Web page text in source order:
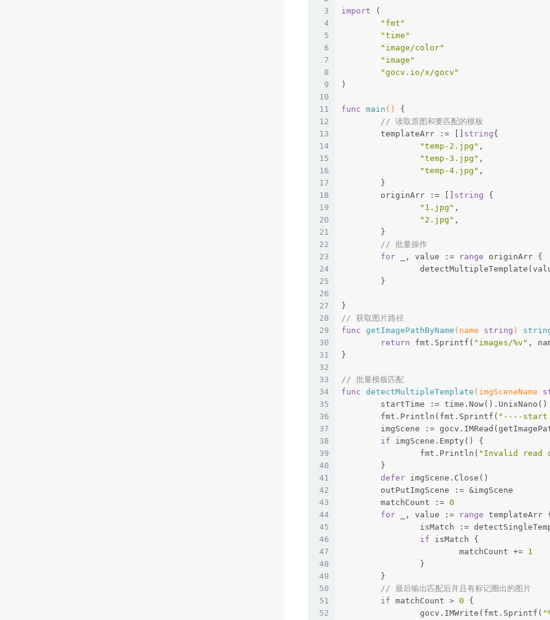
3
4
5
6
7
8
9
10
11
12
13
14
15
16
17
18
19
20
21
22
23
24
25
26
27
28
29
30
31
32
33
34
35
36
37
38
39
40
41
42
43
44
45
46
47
48
49
50
51
52
import (
"fmt"
"time"
"image/color"
"image"
"gocv.io/x/gocv"
)
func main ()
{
// 读取原图和要匹配的模板
	templateArr := []
string{
"temp-2.jpg" ,
"temp-3.jpg" ,
"temp-4.jpg" ,
	}
	originArr := []
string {
"1.jpg" ,
"2.jpg" ,
	}
// 批量操作
for _, value := range originArr {
	}
}
// 获取图片路径
func getImagePathByName (name string )
return fmt.Sprintf( "images/%v" ,
}
// 批量模板匹配
func detectMultipleTemplate (imgSceneName
	startTime := time.Now().UnixNano()
	fmt.Println(fmt.Sprintf(
"----start
imgScene :=
if imgScene.Empty() {
		fmt.Println(
"Invalid read
	}
defer imgScene.Close()
	outPutImgScene := &imgScene
	matchCount :=
0
for _, value := range templateArr {
isMatch :=
if isMatch {
			matchCount +=
1
		}
	}
// 最后输出匹配后并且有标记圈出的图片
if matchCount > 0 {
		gocv.IMWrite(fmt.Sprintf(